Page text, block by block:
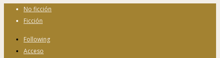
No ficción
Ficción
Following
Acceso